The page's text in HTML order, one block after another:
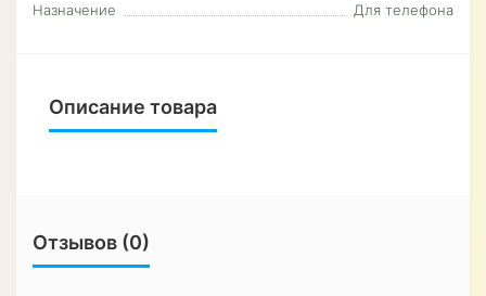
Назначение
Для телефона
Описание товара
Отзывов (0)